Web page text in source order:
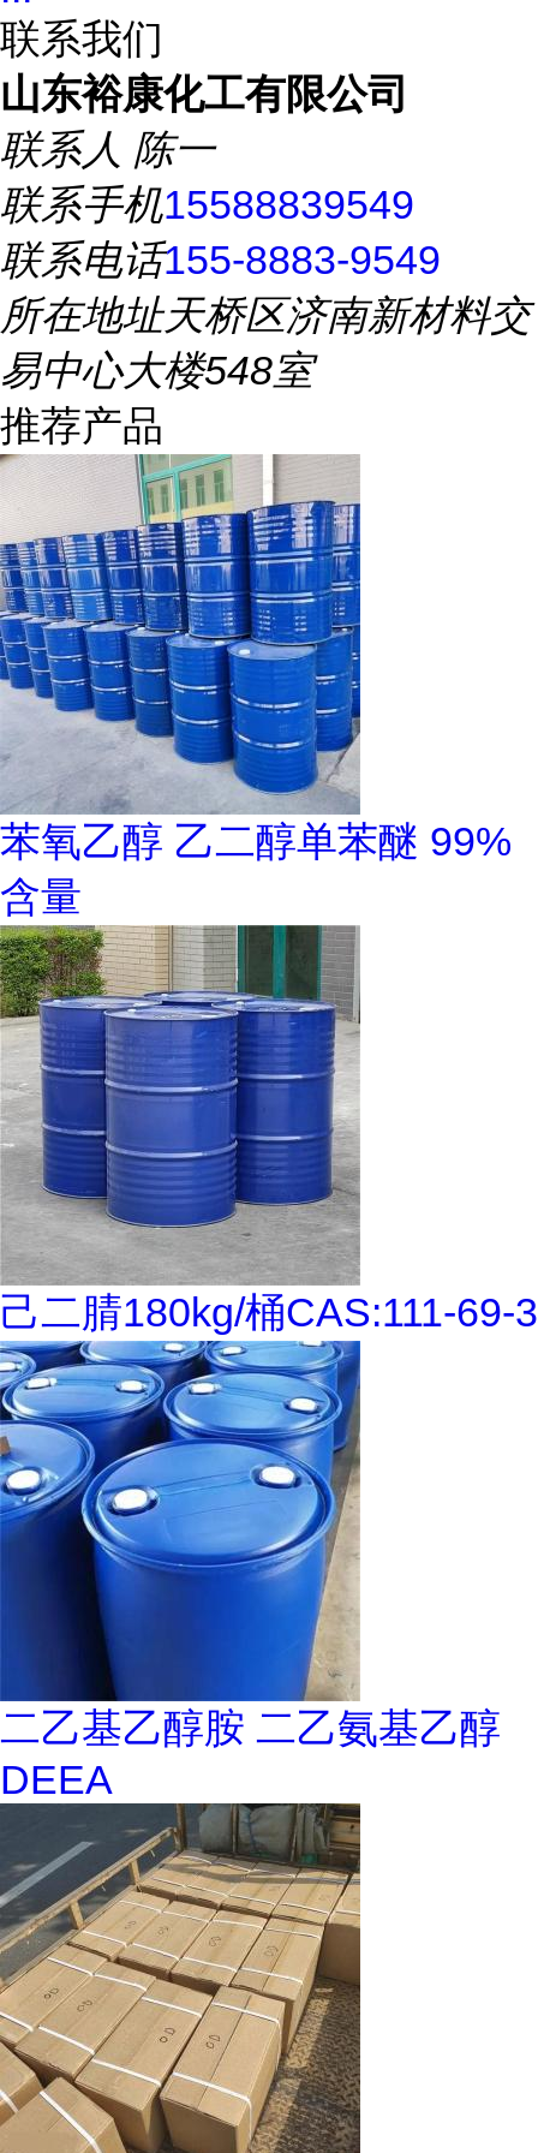
联系我们
山东裕康化工有限公司
联系人 陈一
联系手机15588839549
联系电话155-8883-9549
所在地址天桥区济南新材料交
易中心大楼548室
推荐产品
苯氧乙醇 乙二醇单苯醚 99%
含量
己二腈180kg/桶CAS:111-69-3
二乙基乙醇胺 二乙氨基乙醇
DEEA